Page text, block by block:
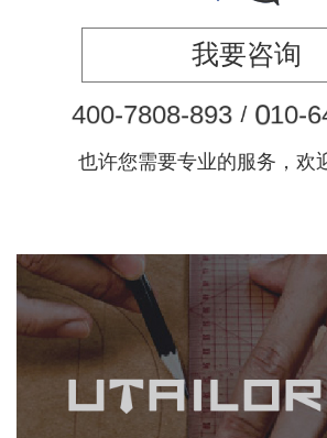
我要咨询
400-7808-893 / 010-6
也许您需要专业的服务，欢
君奕衬衫